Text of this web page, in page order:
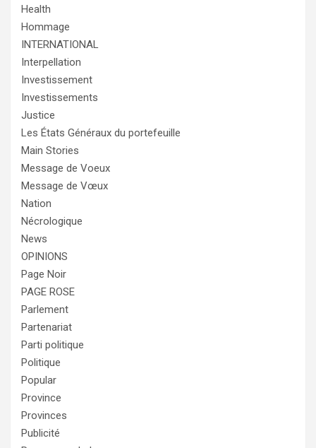
Health
Hommage
INTERNATIONAL
Interpellation
Investissement
Investissements
Justice
Les États Généraux du portefeuille
Main Stories
Message de Voeux
Message de Vœux
Nation
Nécrologique
News
OPINIONS
Page Noir
PAGE ROSE
Parlement
Partenariat
Parti politique
Politique
Popular
Province
Provinces
Publicité